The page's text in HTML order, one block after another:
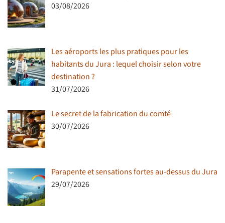
03/08/2026
Les aéroports les plus pratiques pour les
habitants du Jura : lequel choisir selon votre
destination ?
31/07/2026
Le secret de la fabrication du comté
30/07/2026
Parapente et sensations fortes au-dessus du Jura
29/07/2026